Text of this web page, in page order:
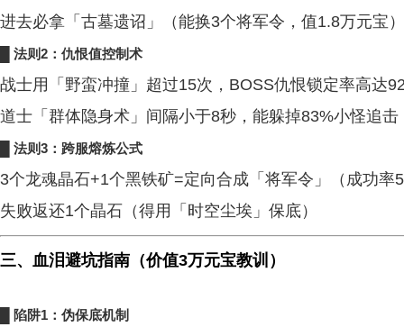
进去必拿「古墓遗诏」（能换3个将军令，值1.8万元宝）
█ 法则2：仇恨值控制术
战士用「野蛮冲撞」超过15次，BOSS仇恨锁定率高达
道士「群体隐身术」间隔小于8秒，能躲掉83%小怪追击
█ 法则3：跨服熔炼公式
3个龙魂晶石+1个黑铁矿=定向合成「将军令」（成功率
失败返还1个晶石（得用「时空尘埃」保底）
三、血泪避坑指南（价值3万元宝教训）
█ 陷阱1：伪保底机制